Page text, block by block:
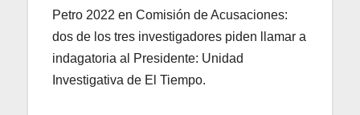
Petro 2022 en Comisión de Acusaciones:
dos de los tres investigadores piden llamar a
indagatoria al Presidente: Unidad
Investigativa de El Tiempo.